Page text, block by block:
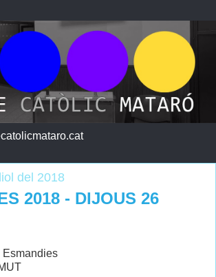
del 2018
2018 - DIJOUS 26
Esmandies